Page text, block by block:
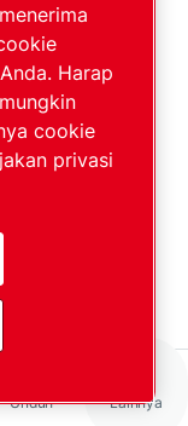
Unduh Lainnya
Harap
cookie
privasi